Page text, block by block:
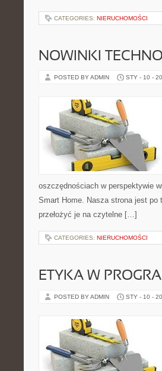
CATEGORIES: NIERUCHOMOŚCI
NOWINKI
POSTED BY ADMIN STY - 10 -
oszczędnościach w perspektywie
Smart Home. Nasza strona jest
przełożyć je na czytelne […]
CATEGORIES: NIERUCHOMOŚCI
ETYKA W
POSTED BY ADMIN STY - 10 -